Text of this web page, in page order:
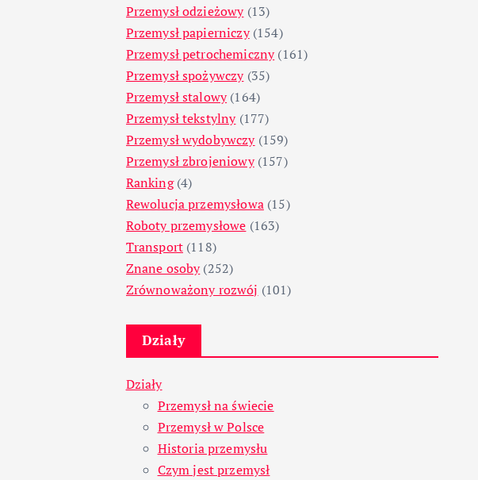
Przemysł odzieżowy(13)
Przemysł papierniczy(154)
Przemysł petrochemiczny(161)
Przemysł spożywczy(35)
Przemysł stalowy(164)
Przemysł tekstylny(177)
Przemysł wydobywczy(159)
Przemysł zbrojeniowy(157)
Ranking(4)
Rewolucja przemysłowa(15)
Roboty przemysłowe (163)
Transport (118)
Znane osoby(252)
Zrównoważony rozwój (101)
Działy
Działy
Przemysł na świecie
Przemysł w Polsce
Historia przemysłu
Czym jest przemysł